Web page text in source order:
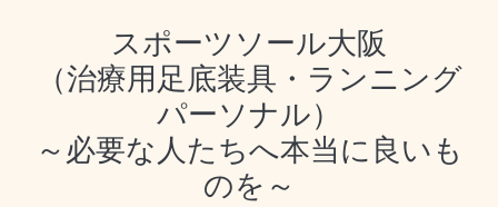
スポーツソール大阪
（治療用足底装具・ランニング
パーソナル）
～必要な人たちへ本当に良いも
のを～